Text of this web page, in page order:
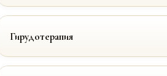
Гирудотерапия